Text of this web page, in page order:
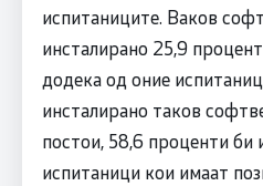
испитаниците. Ваков
инсталирано 25,9
додека од оние
инсталирано таков
постои, 58,6 проценти би
испитаници кои имаат